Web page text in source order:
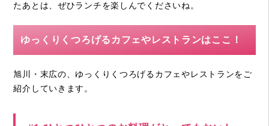
たあとは、ぜひランチを楽しんでくださいね。
ゆっくりくつろげるカフェやレストランはここ！
旭川・末広の、ゆっくりくつろげるカフェやレストランをご
紹介していきます。